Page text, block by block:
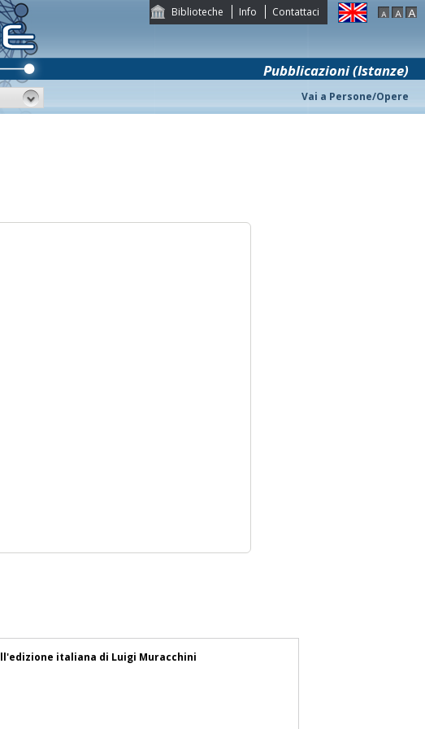
Biblioteche Info Contattaci
Pubblicazioni (Istanze)
Vai a Persone/Opere
italiana di Luigi Muracchini